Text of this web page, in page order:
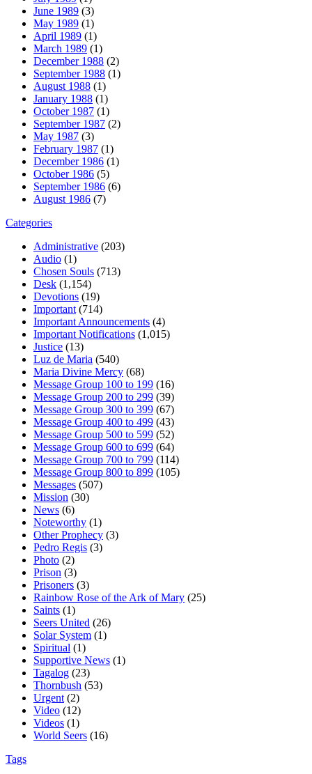
June 1989 (3)
May 1989 (1)
April 1989 (1)
March 1989 (1)
December 1988 (2)
September 1988 (1)
August 1988 (1)
January 1988 (1)
October 1987 (1)
September 1987 (2)
May 1987 (3)
February 1987 (1)
December 1986 (1)
October 1986 (5)
September 1986 (6)
August 1986 (7)
Categories
Administrative (203)
Audio (1)
Chosen Souls (713)
Desk (1,154)
Devotions (19)
Important (714)
Important Announcements (4)
Important Notifications (1,015)
Justice (13)
Luz de Maria (540)
Maria Divine Mercy (68)
Message Group 100 to 199 (16)
Message Group 200 to 299 (39)
Message Group 300 to 399 (67)
Message Group 400 to 499 (43)
Message Group 500 to 599 (52)
Message Group 600 to 699 (64)
Message Group 700 to 799 (114)
Message Group 800 to 899 (105)
Messages (507)
Mission (30)
News (6)
Noteworthy (1)
Other Prophecy (3)
Pedro Regis (3)
Photo (2)
Prison (3)
Prisoners (3)
Rainbow Rose of the Ark of Mary (25)
Saints (1)
Seers United (26)
Solar System (1)
Spiritual (1)
Supportive News (1)
Tagalog (23)
Thornbush (53)
Urgent (2)
Video (12)
Videos (1)
World Seers (16)
Tags